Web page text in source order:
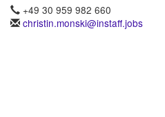
+49 30 959 982 660
christin.monski@instaff.jobs